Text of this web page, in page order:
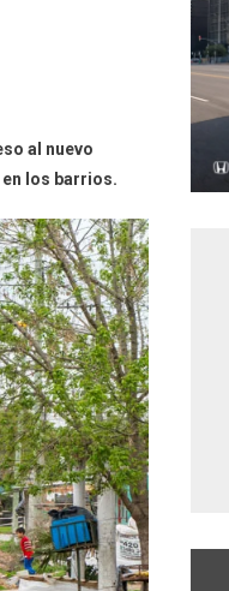
al nuevo
los barrios.